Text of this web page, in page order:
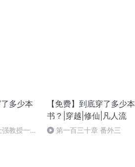
多少本
强教授一生
【免费】到底穿了多少本
书？|穿越|修仙|凡人流
第一百三十章 番外三